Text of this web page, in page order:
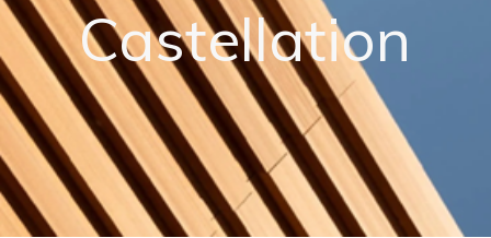
Castellation